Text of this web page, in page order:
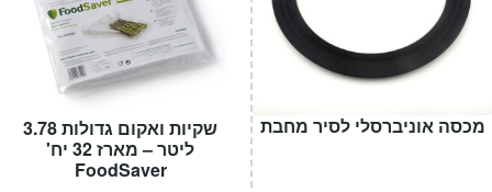
שקיות ואקום גדולות 3.78
ליטר – מארז 32 יח'
FoodSaver
מכסה אוניברסלי לסיר מחבת